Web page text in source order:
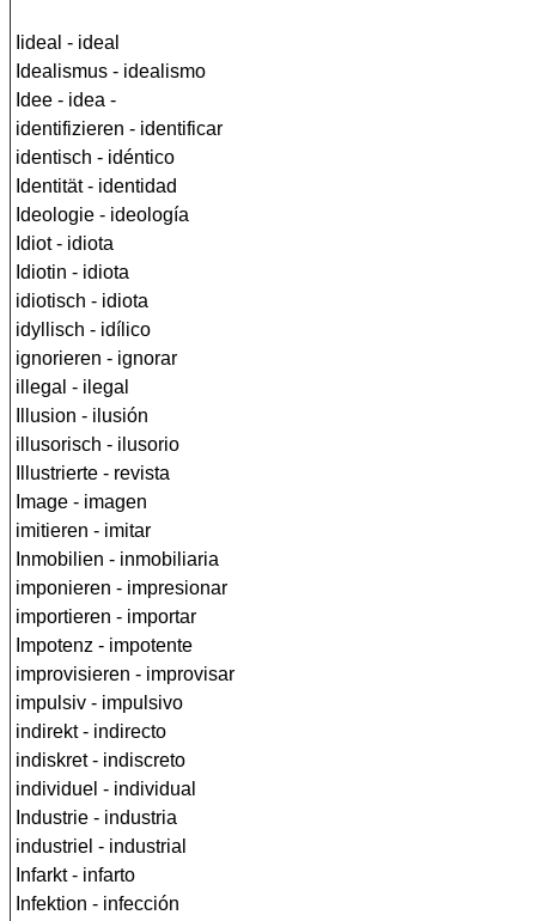
Iideal - ideal
Idealismus - idealismo
Idee - idea -
identifizieren - identificar
identisch - idéntico
Identität - identidad
Ideologie - ideología
Idiot - idiota
Idiotin - idiota
idiotisch - idiota
idyllisch - idílico
ignorieren - ignorar
illegal - ilegal
Illusion - ilusión
illusorisch - ilusorio
Illustrierte - revista
Image - imagen
imitieren - imitar
Inmobilien - inmobiliaria
imponieren - impresionar
importieren - importar
Impotenz - impotente
improvisieren - improvisar
impulsiv - impulsivo
indirekt - indirecto
indiskret - indiscreto
individuel - individual
Industrie - industria
industriel - industrial
Infarkt - infarto
Infektion - infección